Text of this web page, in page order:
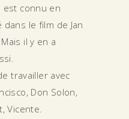
est connu en
le film de Jan
il y en a
travailler avec
Don Solon,
Vicente.